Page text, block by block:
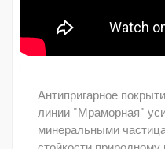
Антипригарное
линии "Мраморная"
минеральными